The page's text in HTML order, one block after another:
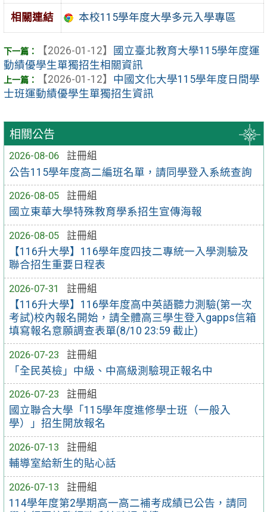
相關公告
2026-08-06
註冊組
公告115學年度高二編班名單，請同學登入系統查詢
2026-08-05
註冊組
國立東華大學特殊教育學系招生宣傳海報
2026-08-05
註冊組
【116升大學】116學年度四技二專統一入學測驗及
聯合招生重要日程表
2026-07-31
註冊組
【116升大學】116學年度高中英語聽力測驗(第一次
考試)校內報名開始，請全體高三學生登入gapps信箱
填寫報名意願調查表單(8/10 23:59 截止)
2026-07-23
註冊組
「全民英檢」中級、中高級測驗現正報名中
2026-07-23
註冊組
國立聯合大學「115學年度進修學士班（一般入
學）」招生開放報名
2026-07-13
註冊組
輔導室給新生的貼心話
2026-07-13
註冊組
114學年度第2學期高一高二補考成績已公告，請同
相關連結 本校115學年度大學多元入學專區
【2026-01-12】
國立臺北教育大學115學年度運
動績優學生單獨招生相關資訊
【2026-01-12】 中國文化大學115學年度日間學
士班運動績優學生單獨招生資訊